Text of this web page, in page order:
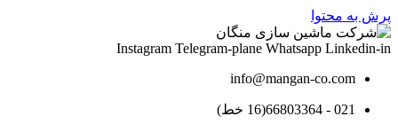
پرش به محتوا
Instagram Telegram-plane Whatsapp Linkedin-in
info@mangan-co.com
021 - 66803364(16 خط)